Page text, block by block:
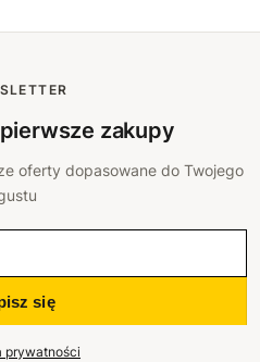
zakupy
oferty dopasowane do Twojego
się
prywatności